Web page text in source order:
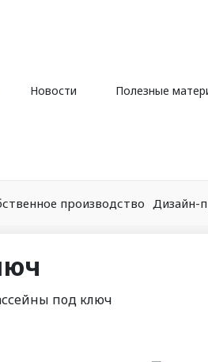
Новости Полезные
производство Дизайн-
под ключ